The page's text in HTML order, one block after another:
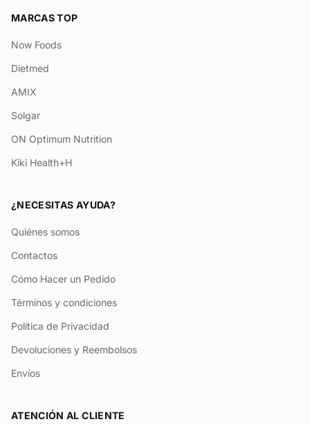
MARCAS TOP
Now Foods
Dietmed
AMIX
Solgar
ON Optimum Nutrition
Kiki Health+H
¿NECESITAS AYUDA?
Quiénes somos
Contactos
Cómo Hacer un Pedido
Términos y condiciones
Política de Privacidad
Devoluciones y Reembolsos
Envíos
ATENCIÓN AL CLIENTE